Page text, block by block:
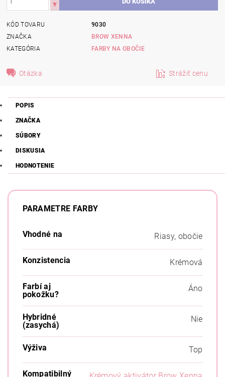
KÓD TOVARU
9030
ZNAČKA
BROW XENNA
KATEGÓRIA
FARBY NA OBOČIE
Otázka Strážiť cenu
POPIS
ZNAČKA
SÚBORY
DISKUSIA
HODNOTENIE
PARAMETRE FARBY
Vhodné na Riasy, obočie
Konzistencia Krémová
Farbí aj
pokožku?
Áno
Hybridné
(zasychá)
Nie
Výživa Top
Kompatibilný